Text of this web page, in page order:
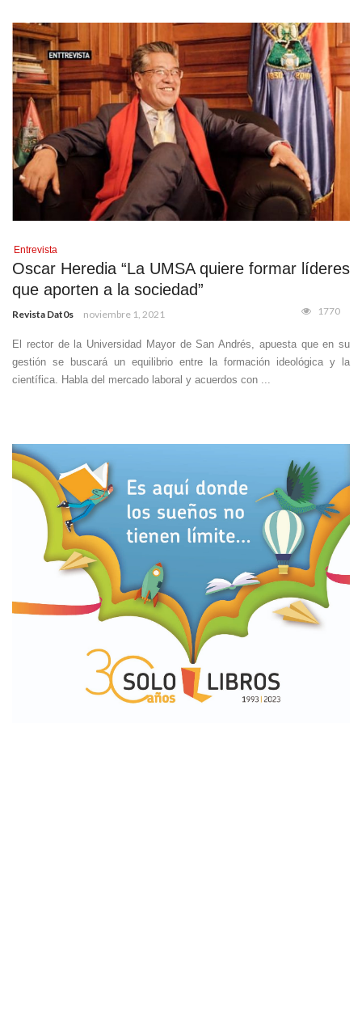
Entrevista
Oscar Heredia “La UMSA quiere formar líderes
que aporten a la sociedad”
Revista Dat0s noviembre 1, 2021 1770
El rector de la Universidad Mayor de San Andrés, apuesta que en su
gestión se buscará un equilibrio entre la formación ideológica y la
científica. Habla del mercado laboral y acuerdos con ...